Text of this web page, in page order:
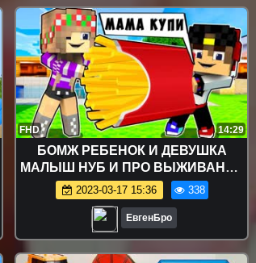
FHD 14:29
БОМЖ РЕБЕНОК И ДЕВУШКА
МАЛЫШ НУБ И ПРО ВЫЖИВАНИЕ
БОМЖА! МАЙНКРАФТ В
РЕАЛЬНОЙ ЖИЗНИ ВИДЕО
ТРОЛЛИНГ
2023-03-17 15:36 338
ЕвгенБро